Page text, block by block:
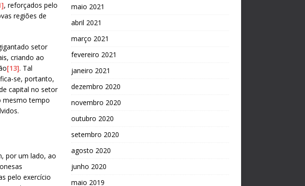
, reforçados pelo
regiões de
setor
criando ao
[13]. Tal
se, portanto,
capital no setor
mesmo tempo
por um lado, ao
pelo exercício
maio 2021
abril 2021
março 2021
fevereiro 2021
janeiro 2021
dezembro 2020
novembro 2020
outubro 2020
setembro 2020
agosto 2020
junho 2020
maio 2019